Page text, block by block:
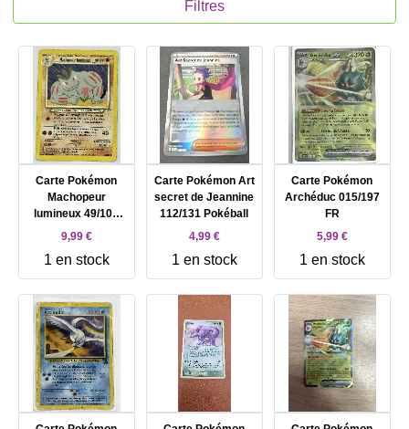
Filtres
Carte Pokémon
Machopeur
lumineux 49/105
FR
9,99 €
1 en stock
Carte Pokémon Art
secret de Jeannine
112/131 Pokéball
4,99 €
1 en stock
Carte Pokémon
Archéduc 015/197
FR
5,99 €
1 en stock